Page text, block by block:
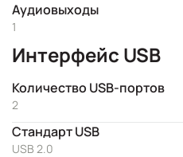
Аудиовыходы
1
Интерфейс USB
Количество USB-портов
2
Стандарт USB
USB 2.0